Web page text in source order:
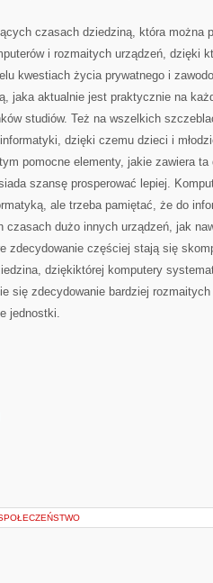
czasach dziedziną, która można
i rozmaitych urządzeń, dzięki
kwestiach życia prywatnego i
jaka aktualnie jest praktycznie na
studiów. Też na wszelkich
dzięki czemu dzieci i
pomocne elementy, jakie zawiera
szansę prosperować lepiej.
ale trzeba pamiętać, że do
czasach dużo innych urządzeń, jak
zdecydowanie częściej stają się
dziękiktórej komputery
się zdecydowanie bardziej
jednostki.